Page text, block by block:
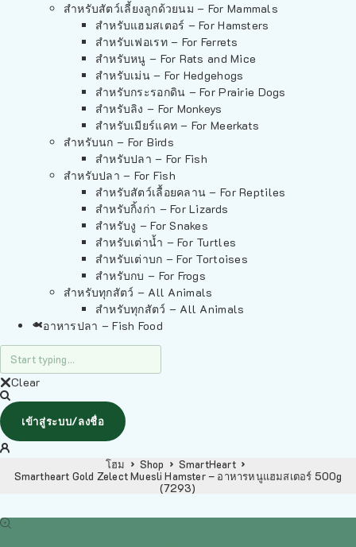
สำหรับสัตว์เลี้ยงลูกด้วยนม – For Mammals
สำหรับแฮมสเตอร์ – For Hamsters
สำหรับเฟอเรท – For Ferrets
สำหรับหนู – For Rats and Mice
สำหรับเม่น – For Hedgehogs
สำหรับกระรอกดิน – For Prairie Dogs
สำหรับลิง – For Monkeys
สำหรับเมียร์แคท – For Meerkats
สำหรับนก – For Birds
สำหรับปลา – For Fish
สำหรับปลา – For Fish
สำหรับสัตว์เลื้อยคลาน – For Reptiles
สำหรับกิ้งก่า – For Lizards
สำหรับงู – For Snakes
สำหรับเต่าน้ำ – For Turtles
สำหรับเต่าบก – For Tortoises
สำหรับกบ – For Frogs
สำหรับทุกสัตว์ – All Animals
สำหรับทุกสัตว์ – All Animals
อาหารปลา – Fish Food
Clear
เข้าสู่ระบบ/ลงชื่อ
โฮม Shop
SmartHeart
Smartheart Gold Zelect Muesli Hamster – อาหารหนูแฮมสเตอร์ 500g
(7293)